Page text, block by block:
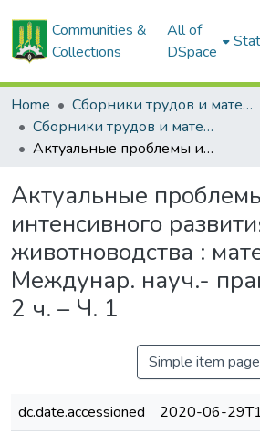
Communities &
Collections
All of
DSpace
Home
Сборники трудов и материалов конференций
Сборники трудов и материалы конференций
Актуальные проблемы интенсивного развития животноводства : материалы XXIII Междунар. науч.- практ. конф. : в 2 ч. – Ч. 1
Актуальные
интенсивного
животноводства :
Междунар. науч.-
2 ч. – Ч. 1
Simple item page
dc.date.accessioned
2020-06-